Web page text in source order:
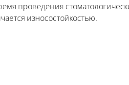
проведения
износостойкостью.